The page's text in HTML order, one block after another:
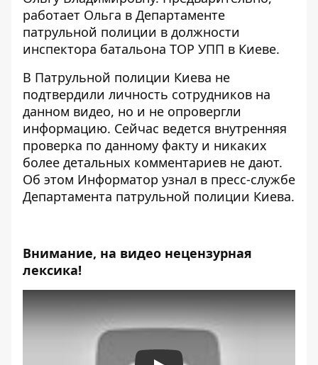
работает Ольга в Департаменте
патрульной полиции в должности
инспектора батальона ТОР УПП в Киеве.
В Патрульной полиции Киева не
подтвердили личность сотрудников на
данном видео, но и не опровергли
информацию. Сейчас ведется внутренняя
проверка по данному факту и никаких
более детальных комментариев не дают.
Об этом Информатор узнал в пресс-службе
Департамента патрульной полиции Киева.
Внимание, на видео нецензурная
лексика!